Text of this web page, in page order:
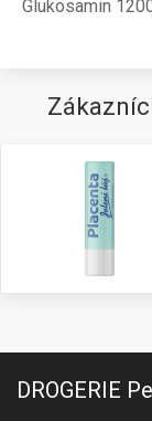
Glukosamin
DROGERIE